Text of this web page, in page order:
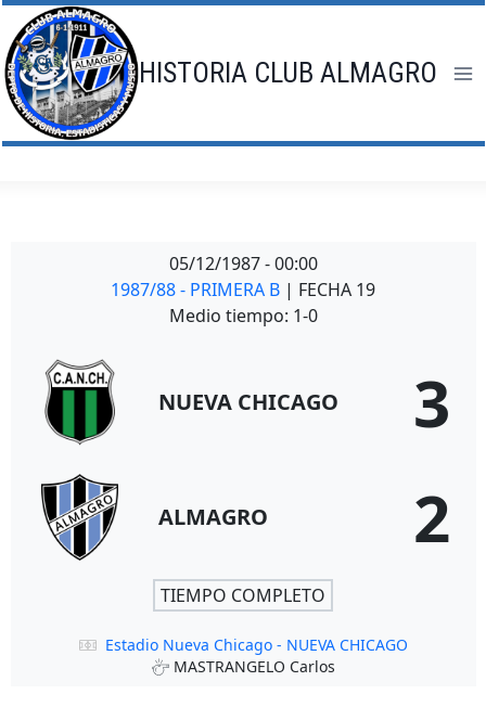
Saltar
al
contenido
HISTORIA CLUB ALMAGRO
05/12/1987 - 00:00
1987/88 - PRIMERA B | FECHA 19
Medio tiempo: 1-0
NUEVA CHICAGO 3
ALMAGRO 2
TIEMPO COMPLETO
Estadio Nueva Chicago - NUEVA CHICAGO
MASTRANGELO Carlos